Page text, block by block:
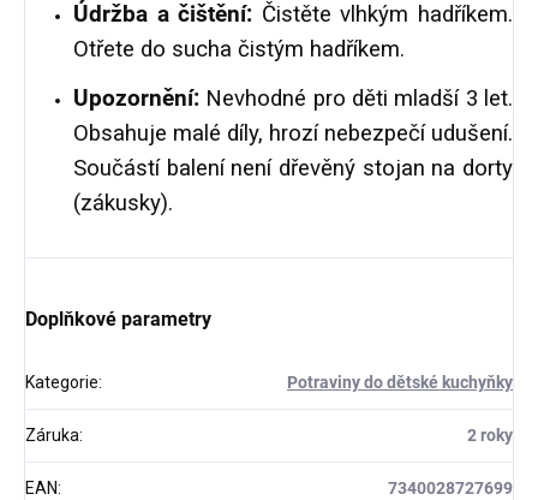
Údržba a čištění: Čistěte vlhkým hadříkem.
Otřete do sucha čistým hadříkem.
Upozornění: Nevhodné pro děti mladší 3 let.
Obsahuje malé díly, hrozí nebezpečí udušení.
Součástí balení není dřevěný stojan na dorty
(zákusky).
Doplňkové parametry
Kategorie: Potraviny do dětské kuchyňky
Záruka: 2 roky
EAN: 7340028727699